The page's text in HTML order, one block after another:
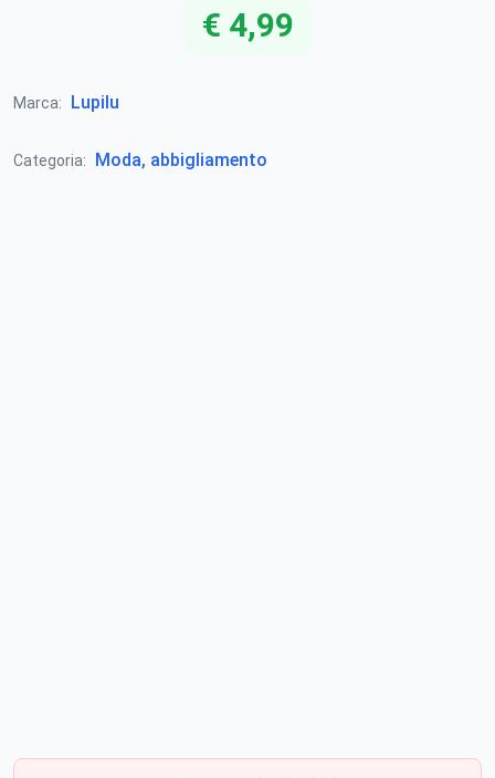
€ 4,99
Marca: Lupilu
Categoria: Moda, abbigliamento